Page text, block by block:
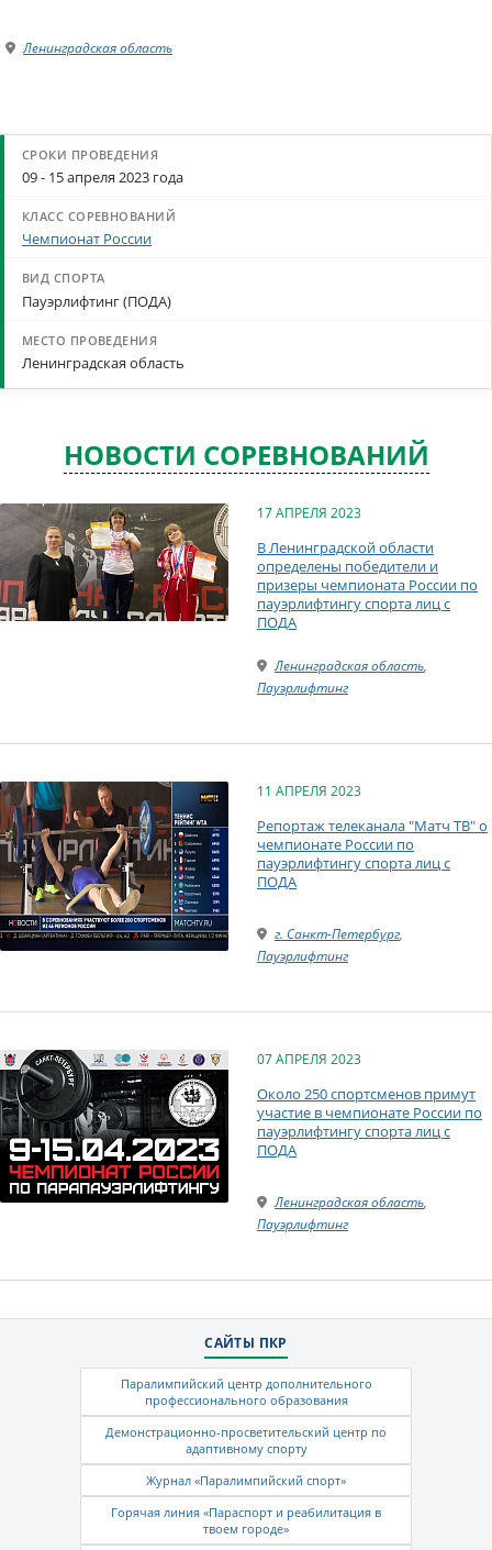
Ленинградская область
09 - 15 апреля 2023 года
Чемпионат России
Пауэрлифтинг (ПОДА)
Ленинградская область
НОВОСТИ СОРЕВНОВАНИЙ
17 АПРЕЛЯ 2023
В Ленинградской области
определены победители и
призеры чемпионата России по
пауэрлифтингу спорта лиц с
ПОДА
Ленинградская область,
Пауэрлифтинг
11 АПРЕЛЯ 2023
Репортаж телеканала "Матч ТВ" о
чемпионате России по
пауэрлифтингу спорта лиц с
ПОДА
г. Санкт-Петербург,
Пауэрлифтинг
07 АПРЕЛЯ 2023
Около 250 спортсменов примут
участие в чемпионате России по
пауэрлифтингу спорта лиц с
ПОДА
Ленинградская область,
Пауэрлифтинг
САЙТЫ ПКР
Паралимпийский центр дополнительного
профессионального образования
Демонстрационно-просветительский центр по
адаптивному спорту
Журнал «Паралимпийский спорт»
Горячая линия «Параспорт и реабилитация в
твоем городе»